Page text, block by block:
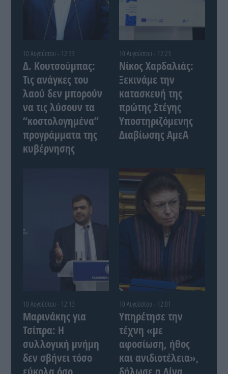
10 Αυγούστου - 12:33
Δ. Κουτσούμπας:
Τις ανάγκες του
λαού δεν μπορούν
να τις λύσουν τα
“κοστολογημένα”
προγράμματα της
κυβέρνησης
10 Αυγούστου - 12:23
Νίκος Χαρδαλιάς:
Ξεκινάμε την
κατασκευή της
πρώτης Στέγης
Υποστηριζόμενης
Διαβίωσης ΑμεΑ
10 Αυγούστου - 12:13
Μαρινάκης για
Τσίπρα: Η
συλλογική μνήμη
δεν σβήνει τόσο
10 Αυγούστου - 12:01
Υπηρέτησε την
τέχνη «με
αφοσίωση, ήθος
και ανιδιοτέλεια»,